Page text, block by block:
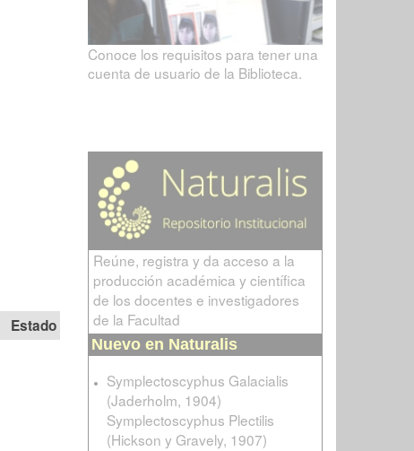
Estado
Conoce los requisitos para tener una
cuenta de usuario de la Biblioteca.
Reúne, registra y da acceso a la
producción académica y científica
de los docentes e investigadores
de la Facultad
Nuevo en Naturalis
Symplectoscyphus Galacialis
(Jaderholm, 1904)
Symplectoscyphus Plectilis
(Hickson y Gravely, 1907)